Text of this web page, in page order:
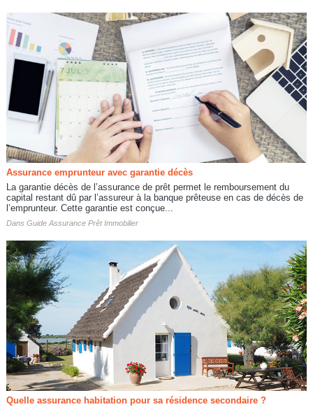
Assurance emprunteur avec garantie décès
La garantie décès de l’assurance de prêt permet le remboursement du
capital restant dû par l’assureur à la banque prêteuse en cas de décès de
l’emprunteur. Cette garantie est conçue...
Dans Guide Assurance Prêt Immobilier
Quelle assurance habitation pour sa résidence secondaire ?